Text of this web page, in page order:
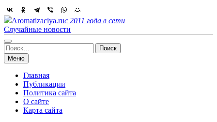
Skip
to
content
Aromatizaciya.ruс 2011 года в сети
Случайные новости
Найти:
Меню
Главная
Публикации
Политика сайта
О сайте
Карта сайта